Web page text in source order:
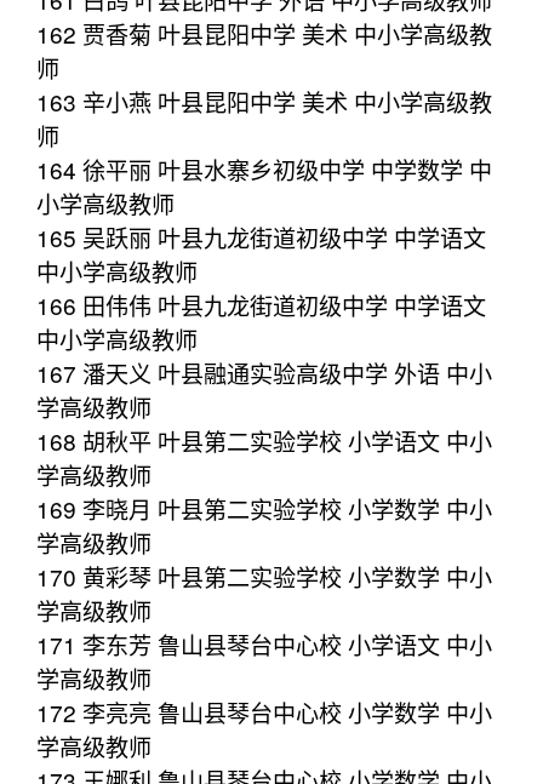
162 贾香菊 叶县昆阳中学 美术 中小学高级教
师
163 辛小燕 叶县昆阳中学 美术 中小学高级教
师
164 徐平丽 叶县水寨乡初级中学 中学数学 中
小学高级教师
165 吴跃丽 叶县九龙街道初级中学 中学语文
中小学高级教师
166 田伟伟 叶县九龙街道初级中学 中学语文
中小学高级教师
167 潘天义 叶县融通实验高级中学 外语 中小
学高级教师
168 胡秋平 叶县第二实验学校 小学语文 中小
学高级教师
169 李晓月 叶县第二实验学校 小学数学 中小
学高级教师
170 黄彩琴 叶县第二实验学校 小学数学 中小
学高级教师
171 李东芳 鲁山县琴台中心校 小学语文 中小
学高级教师
172 李亮亮 鲁山县琴台中心校 小学数学 中小
学高级教师